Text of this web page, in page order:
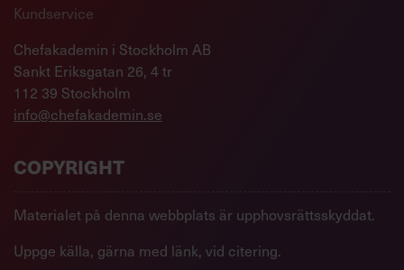
Kundservice
Chefakademin i Stockholm AB
Sankt Eriksgatan 26, 4 tr
112 39 Stockholm
info@chefakademin.se
COPYRIGHT
Materialet på denna webbplats är upphovsrättsskyddat.
Uppge källa, gärna med länk, vid citering.